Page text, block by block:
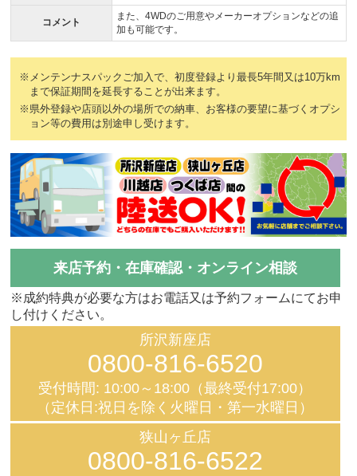
コメント
また、4WDのご用意やメーカーオプションなどの追
加も可能です。
※メンテンナスパックご加入で、初度登録より最長5年間又は10万km
まで保証期間を延長することが出来ます。
※県外登録や店頭以外の場所での納車、お客様の要望に基づくオプシ
ョン等の費用は別途申し受けます。
来店予約・在庫確認・オンライン相談
※成約特典が必要な方はお電話又は予約フォームにてお申
し付けください。
所沢新座店
0800-816-6520
受付時間: 10:00～18:00（最終受付17:00）
（定休日:祝日を除く火曜日・第一水曜日）
狭山ヶ丘店
0800-816-6522